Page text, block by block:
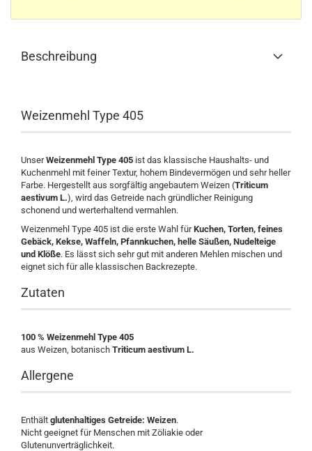
Beschreibung
Weizenmehl Type 405
UnserWeizenmehl Type 405 ist das klassische Haushalts- und
Kuchenmehl mit feiner Textur, hohem Bindevermögen und sehr heller
Farbe. Hergestellt aus sorgfältig angebautem Weizen (Triticum
aestivum L.), wird das Getreide nach gründlicher Reinigung
schonend und werterhaltend vermahlen.
Weizenmehl Type 405 ist die erste Wahl fürKuchen, Torten, feines
Gebäck, Kekse, Waffeln, Pfannkuchen, helle Säußen, Nudelteige
und Klöße. Es lässt sich sehr gut mit anderen Mehlen mischen und
eignet sich für alle klassischen Backrezepte.
Zutaten
100 % Weizenmehl Type 405
aus Weizen, botanisch Triticum aestivum L.
Allergene
Enthält glutenhaltiges Getreide: Weizen.
Nicht geeignet für Menschen mit Zöliakie oder
Glutenunverträglichkeit.